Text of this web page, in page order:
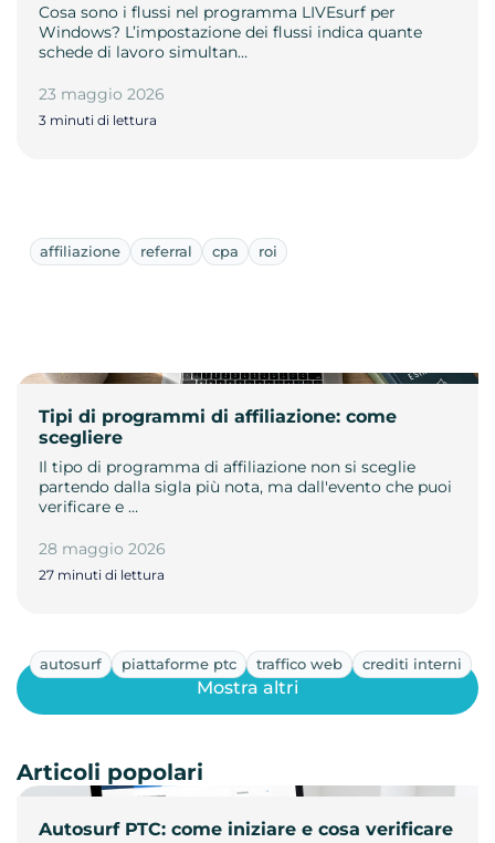
Cosa sono i flussi nel programma LIVEsurf per
Windows? L’impostazione dei flussi indica quante
schede di lavoro simultan…
23 maggio 2026
3 minuti di lettura
affiliazione referral cpa roi
Tipi di programmi di affiliazione: come
scegliere
Il tipo di programma di affiliazione non si sceglie
partendo dalla sigla più nota, ma dall'evento che puoi
verificare e …
28 maggio 2026
27 minuti di lettura
autosurf piattaforme ptc traffico web crediti interni
Autosurf PTC: come iniziare e cosa verificare
Mostra altri
Articoli popolari